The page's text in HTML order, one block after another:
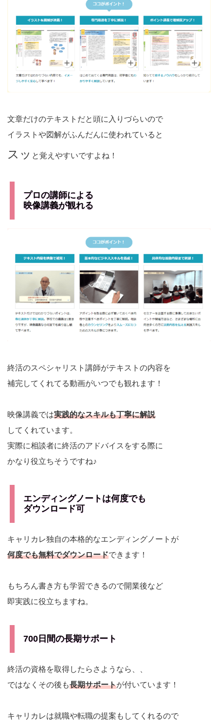
文章だけのテキストだと頭に入りづらいので
イラストや図解がふんだんに使われていると
スッ と覚えやすいですよね！
プロの講師による
映像講義が観れる
終活のスペシャリスト講師がテキストの内容を
補完してくれてる動画がいつでも観れます！
映像講義では実践的なスキルも丁寧に解説
してくれています。
実際に相談者に終活のアドバイスをする際に
かなり役立ちそうですね♪
エンディングノートは何度でも
ダウンロード可
キャリカレ独自の本格的なエンディングノートが
何度でも無料でダウンロードできます！
もちろん書き方も学習できるので開業後など
即実践に役立ちますね。
700日間の長期サポート
終活の資格を取得したらさようなら、、
ではなくその後も長期サポートが付いています！
キャリカレは就職や転職の提案もしてくれるので